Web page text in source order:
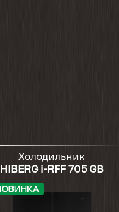
Холодильник
HIBERG i-RFF 705 GB